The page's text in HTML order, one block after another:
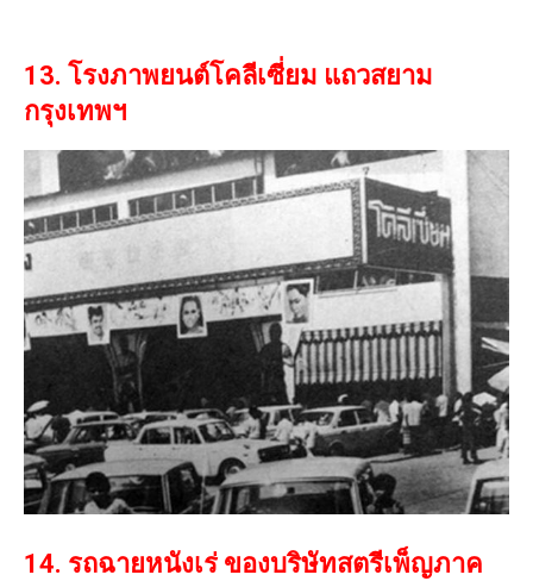
13. โรงภาพยนต์โคลีเซี่ยม แถวสยาม
กรุงเทพฯ
14. รถฉายหนังเร่ ของบริษัทสตรีเพ็ญภาค